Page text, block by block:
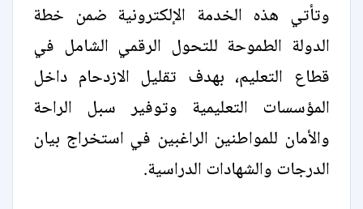
وتأتي هذه الخدمة الإلكترونية ضمن خطة
الدولة الطموحة للتحول الرقمي الشامل في
قطاع التعليم، بهدف تقليل الازدحام داخل
المؤسسات التعليمية وتوفير سبل الراحة
والأمان للمواطنين الراغبين في استخراج بيان
الدرجات والشهادات الدراسية.